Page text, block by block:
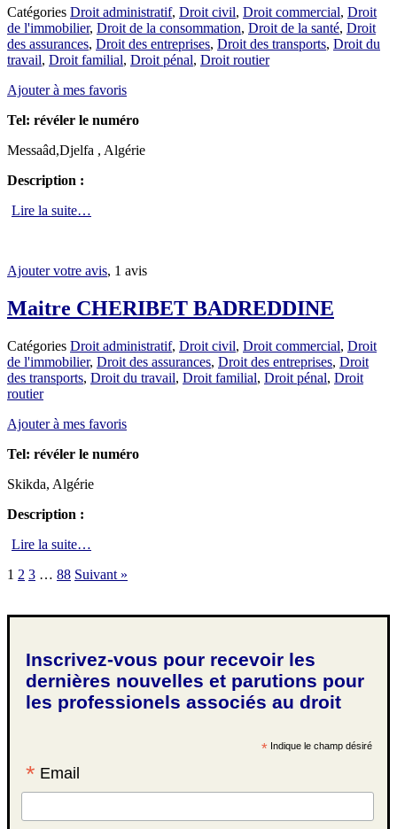
Catégories Droit administratif, Droit civil, Droit commercial, Droit
de l'immobilier, Droit de la consommation, Droit de la santé, Droit
des assurances, Droit des entreprises, Droit des transports, Droit du
travail, Droit familial, Droit pénal, Droit routier
Ajouter à mes favoris
Tel: révéler le numéro
Messaâd,Djelfa , Algérie
Description :
Lire la suite…
Ajouter votre avis, 1 avis
Maitre CHERIBET BADREDDINE
Catégories Droit administratif, Droit civil, Droit commercial, Droit
de l'immobilier, Droit des assurances, Droit des entreprises, Droit
des transports, Droit du travail, Droit familial, Droit pénal, Droit
routier
Ajouter à mes favoris
Tel: révéler le numéro
Skikda, Algérie
Description :
Lire la suite…
1 2 3 … 88 Suivant »
Inscrivez-vous pour recevoir les
dernières nouvelles et parutions pour
les professionels associés au droit
* Indique le champ désiré
* Email